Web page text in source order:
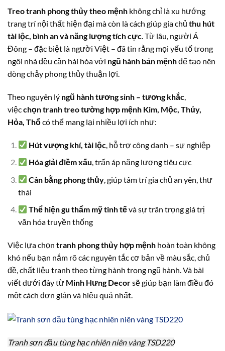
Treo tranh phong thủy theo mệnh không chỉ là xu hướng
trang trí nội thất hiện đại mà còn là cách giúp gia chủ thu hút
tài lộc, bình an và năng lượng tích cực. Từ lâu, người Á
Đông – đặc biệt là người Việt – đã tin rằng mọi yếu tố trong
ngôi nhà đều cần hài hòa với ngũ hành bản mệnhđể tạo nên
dòng chảy phong thủy thuận lợi.
Theo nguyên lý ngũ hành tương sinh – tương khắc
việcchọn tranh treo tường hợp mệnh Kim, Mộc, Thủy,
Hỏa, Thổcó thể mang lại nhiều lợi ích như:
Hút vượng khí, tài lộc , hỗ trợ công danh – sự nghiệp
Hóa giải điềm xấu, trấn áp năng lượng tiêu cực
Cân bằng phong thủy , giúp tâm trí gia chủ an yên, thư
thái
Thể hiện gu thẩm mỹ tinh tếvà sự trân trọng giá trị
văn hóa truyền thống
Việc lựa chọn tranh phong thủy hợp mệnh hoàn toàn không
khó nếu bạn nắm rõ các nguyên tắc cơ bản về màu sắc, chủ
đề, chất liệu tranh theo từng hành trong ngũ hành. Và bài
viết dưới đây từ Minh Hưng Decorsẽ giúp bạn làm điều đó
một cách đơn giản và hiệu quả nhất.
Tranh sơn dầu tùng hạc nhiên niên vàng TSD220